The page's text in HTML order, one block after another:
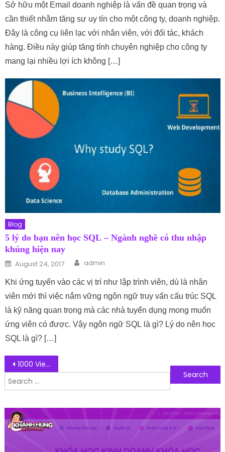
Sở hữu một Email doanh nghiệp là vấn đề quan trọng và
cần thiết nhằm tăng sự uy tín cho một công ty, doanh nghiệp.
Đây là công cụ liên lạc với nhân viên, với đối tác, khách
hàng. Điều này giúp tăng tính chuyên nghiệp cho công ty
mang lại nhiều lợi ích không […]
Blog
5 lý do bạn nên học SQL – Ngành nghề có thu nhập
khủng hiện nay
Posted on
August 24, 2017 Author
admin
Khi ứng tuyển vào các vị trí như lập trình viên, dù là nhân
viên mới thì việc nắm vững ngôn ngữ truy vấn cấu trúc SQL
là kỹ năng quan trọng mà các nhà tuyển dụng mong muốn
ứng viên có được. Vậy ngôn ngữ SQL là gì? Lý do nên học
SQL là gì? […]
Post navigation
1000 View YouTube Được Bao Nhiêu Tiền Ở Việt Nam?
Search for: